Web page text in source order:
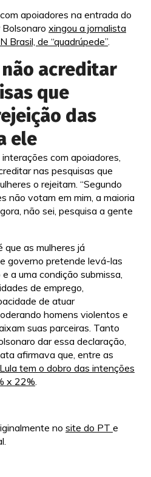
apoiadores na entrada do
Bolsonaro xingou a jornalista
Brasil, de “quadrúpede”
não acreditar
que
das
ele
com apoiadores,
nas pesquisas que
o rejeitam. “Segundo
não votam em mim, a maioria
não sei, pesquisa a gente
que as mulheres já
governo pretende levá-las
a uma condição submissa,
de emprego,
de atuar
homens violentos e
suas parceiras. Tanto
dar essa declaração,
afirmava que, entre as
Lula tem o dobro das intenções
x 22%
no site do PT e